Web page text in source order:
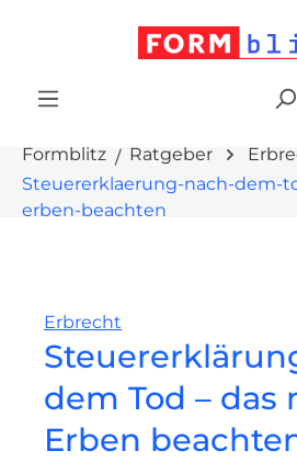
Formblitz Ratgeber
Steuererklaerung-nach-dem-
erben-beachten
Erbrecht
dem Tod – das
Erben